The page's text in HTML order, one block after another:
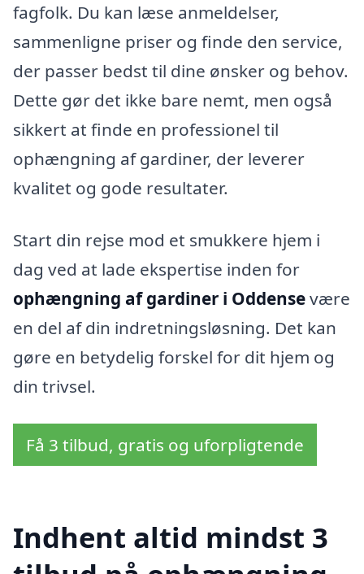
fagfolk. Du kan læse anmeldelser,
sammenligne priser og finde den service,
der passer bedst til dine ønsker og behov.
Dette gør det ikke bare nemt, men også
sikkert at finde en professionel til
ophængning af gardiner, der leverer
kvalitet og gode resultater.
Start din rejse mod et smukkere hjem i
dag ved at lade ekspertise inden for
ophængning af gardiner i Oddensevære
en del af din indretningsløsning. Det kan
gøre en betydelig forskel for dit hjem og
din trivsel.
Få 3 tilbud, gratis og uforpligtende
Indhent altid mindst 3